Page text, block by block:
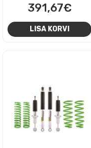
391,67€
LISA KORVI